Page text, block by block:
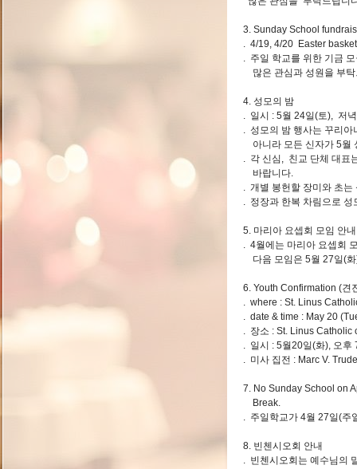
3. Sunday School
. 4/19, 4/20 Easter
. 주일 학교를 위한 기금
많은 관심과 성원을 부탁
4. 성모의 밤
. 일시 : 5월 24일(토), 저
. 성모의 밤 행사는 꾸리아
아니라 모든 신자가 5월
. 각 신심, 친교 단체 대표
바랍니다.
. 개별 봉헌할 장미와 초
. 정장과 한복 차림으로 성
5. 마리아 요셉회 모임 안내
. 4월에는 마리아 요셉회
다음 모임은 5월 27일(
6. Youth Confirmation (견
. where : St. Linus
. date & time : May 20
. 장소 : St. Linus
. 일시 : 5월20일(화), 오후
. 미사 집전 : Marc V.
7. No Sunday School on
Break.
. 주일학교가 4월 27일(주
8. 빈첸시오회 안내
. 빈첸시오회는 예수님의